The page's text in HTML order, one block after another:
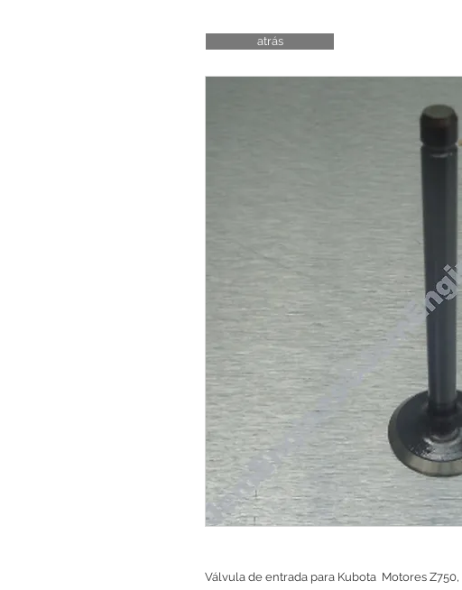
Válvula de entrada para Kubota Motores Z750,
atrás